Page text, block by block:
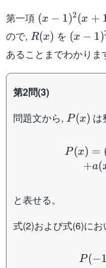
第一項 (x-
(x − 1)2(x +
ので, R(x)
R(x) を (x-
1)^2
(x − 1)
あることまでわかりま
第2問(3)
問題文から, P(x)
P(x)
P(x) =
+a(
と表せる。
式(2)および式(6)にお
P(−1